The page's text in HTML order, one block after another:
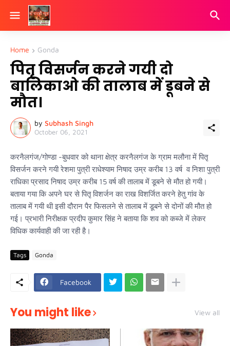
Home Gonda
पितृ विसर्जन करने गयी दो
बालिकाओ की तालाब में डूबने से
मौत।
by Subhash Singh
October 06, 2021
करनैलगंज/गोण्डा -बुधवार को थाना क्षेत्र करनैलगंज के ग्राम मलौना में पितृ
विसर्जन करने गयी रेशमा पुत्री राधेश्याम निषाद उम्र करीब 13 वर्ष व निशा पुत्री
राधिका प्रसाद निषाद उम्र करीब 15 वर्ष की तालाब में डूबने से मौत हो गयी।
बताया गया कि अपने घर से पितृ विशर्जन का राख विशर्जित करने हेतु गांव के
तालाब में गयी थी इसी दौरान पैर फिसलने से तालाब में डूबने से दोनों की मौत हो
गई। प्रभारी निरीक्षक प्रदीप कुमार सिंह ने बताया कि शव को कब्जे में लेकर
विधिक कार्यवाही की जा रही है।
Tags Gonda
Facebook
You might like View all